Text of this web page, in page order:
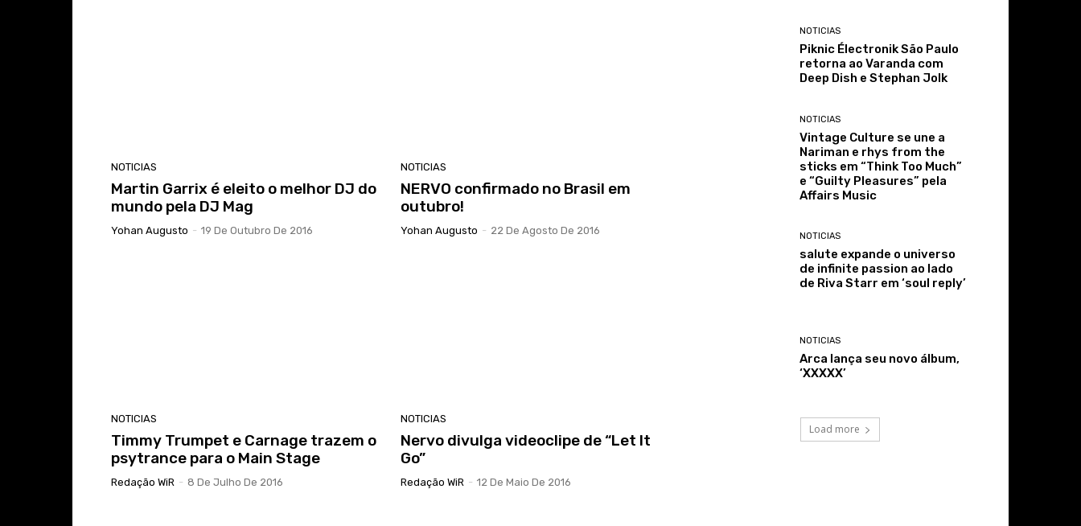
NOTICIAS
Martin Garrix é eleito o melhor DJ do
mundo pela DJ Mag
Yohan Augusto - 19 De Outubro De 2016
NOTICIAS
NERVO confirmado no Brasil em
outubro!
Yohan Augusto - 22 De Agosto De 2016
NOTICIAS
Timmy Trumpet e Carnage trazem o
psytrance para o Main Stage
Redação WiR - 8 De Julho De 2016
NOTICIAS
Nervo divulga videoclipe de “Let It
Go”
Redação WiR - 12 De Maio De 2016
NOTICIAS
Piknic Électronik São Paulo
retorna ao Varanda com
Deep Dish e Stephan Jolk
NOTICIAS
Vintage Culture se une a
Nariman e rhys from the
sticks em “Think Too Much”
e “Guilty Pleasures” pela
Affairs Music
NOTICIAS
salute expande o universo
de infinite passion ao lado
de Riva Starr em ‘soul reply’
NOTICIAS
Arca lança seu novo álbum,
‘XXXXX’
Load more